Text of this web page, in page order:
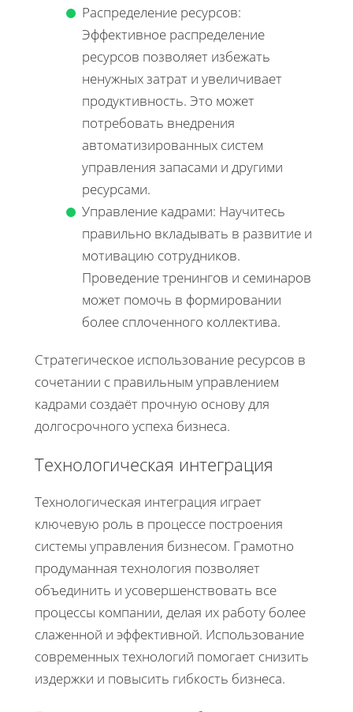
Распределение ресурсов:
Эффективное распределение
ресурсов позволяет избежать
ненужных затрат и увеличивает
продуктивность. Это может
потребовать внедрения
автоматизированных систем
управления запасами и другими
ресурсами.
Управление кадрами: Научитесь
правильно вкладывать в развитие и
мотивацию сотрудников.
Проведение тренингов и семинаров
может помочь в формировании
более сплоченного коллектива.
Стратегическое использование ресурсов в
сочетании с правильным управлением
кадрами создаёт прочную основу для
долгосрочного успеха бизнеса.
Технологическая интеграция
Технологическая интеграция играет
ключевую роль в процессе построения
системы управления бизнесом. Грамотно
продуманная технология позволяет
объединить и усовершенствовать все
процессы компании, делая их работу более
слаженной и эффективной. Использование
современных технологий помогает снизить
издержки и повысить гибкость бизнеса.